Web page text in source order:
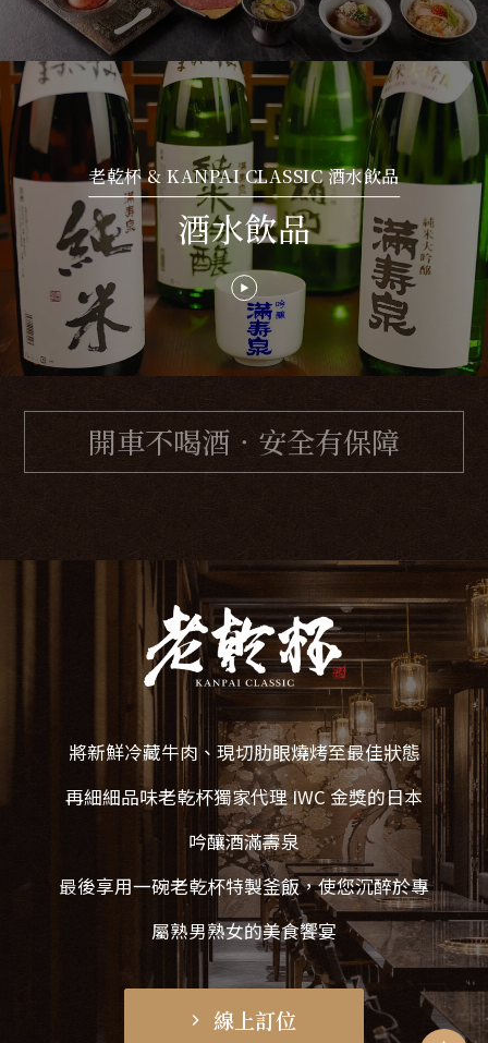
老乾杯 & KANPAI CLASSIC 酒水飲品
酒水飲品
開車不喝酒．安全有保障
將新鮮冷藏牛肉、現切肋眼燒烤至最佳狀態
再細細品味老乾杯獨家代理 IWC 金獎的日本
吟釀酒滿壽泉
最後享用一碗老乾杯特製釜飯，使您沉醉於專
屬熟男熟女的美食饗宴
線上訂位